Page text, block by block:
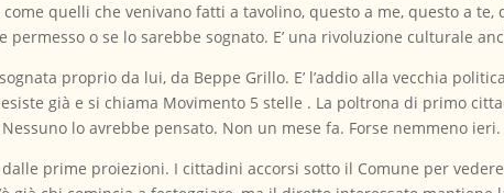
quelli che venivano fatti a tavolino, questo a me, questo a
o se lo sarebbe sognato. E’ una rivoluzione culturale
proprio da lui, da Beppe Grillo. E’ l’addio alla vecchia
già e si chiama Movimento 5 stelle . La poltrona di primo
lo avrebbe pensato. Non un mese fa. Forse nemmeno
prime proiezioni. I cittadini accorsi sotto il Comune per